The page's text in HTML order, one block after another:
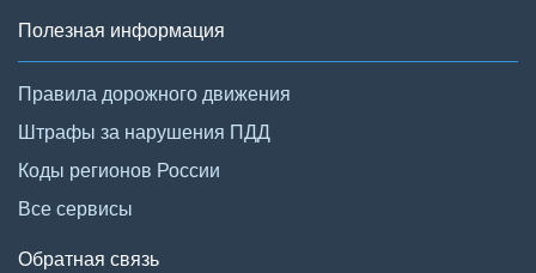
Полезная информация
Правила дорожного движения
Штрафы за нарушения ПДД
Коды регионов России
Все сервисы
Обратная связь